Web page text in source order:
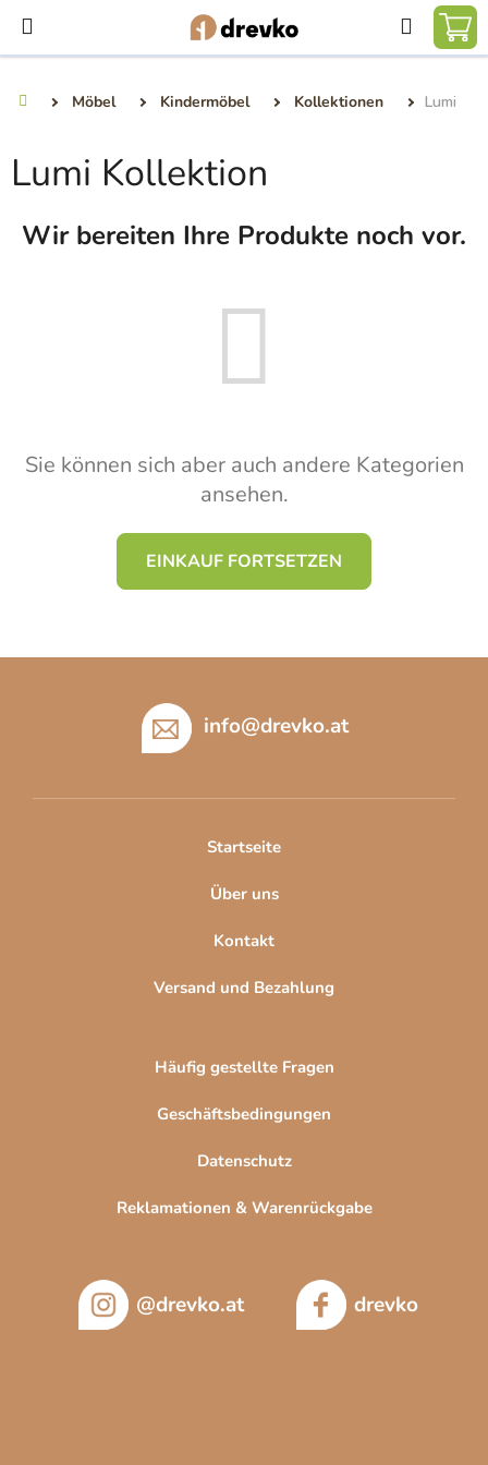
Inhalt
springen
Suchen
Möbel Kindermöbel Kollektionen Lumi
Lumi Kollektion
Wir bereiten Ihre Produkte noch vor.
Sie können sich aber auch andere Kategorien
ansehen.
EINKAUF FORTSETZEN
info@drevko.at
Startseite
Über uns
Kontakt
Versand und Bezahlung
Häufig gestellte Fragen
Geschäftsbedingungen
Datenschutz
Reklamationen & Warenrückgabe
@drevko.at drevko